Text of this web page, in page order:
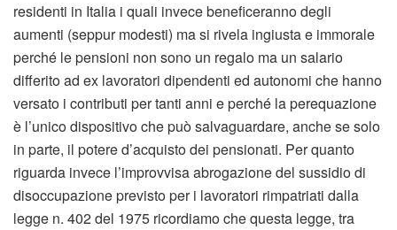
residenti in Italia i quali invece beneficeranno degli
aumenti (seppur modesti) ma si rivela ingiusta e immorale
perché le pensioni non sono un regalo ma un salario
differito ad ex lavoratori dipendenti ed autonomi che hanno
versato i contributi per tanti anni e perché la perequazione
è l’unico dispositivo che può salvaguardare, anche se solo
in parte, il potere d’acquisto dei pensionati. Per quanto
riguarda invece l’improvvisa abrogazione del sussidio di
disoccupazione previsto per i lavoratori rimpatriati dalla
legge n. 402 del 1975 ricordiamo che questa legge, tra